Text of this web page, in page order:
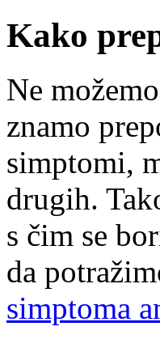
Kako
Ne
znamo
simptomi,
drugih.
s čim se
da
simptoma